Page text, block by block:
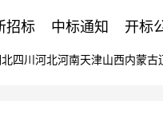
招标 中标通知 开标
四川 河北河南天津山西内蒙古